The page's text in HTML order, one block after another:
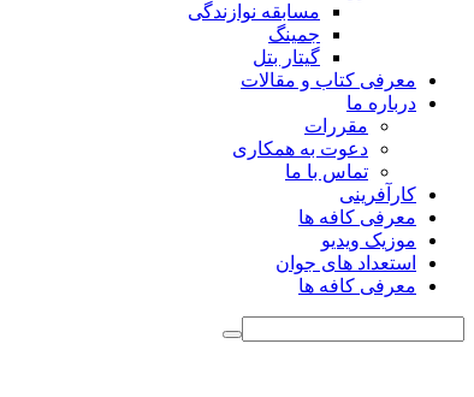
مسابقه نوازندگی
جمینگ
گیتار بتل
معرفی کتاب و مقالات
درباره ما
مقررات
دعوت به همکاری
تماس با ما
کارآفرینی
معرفی کافه ها
موزیک ویدیو
استعداد های جوان
معرفی کافه ها